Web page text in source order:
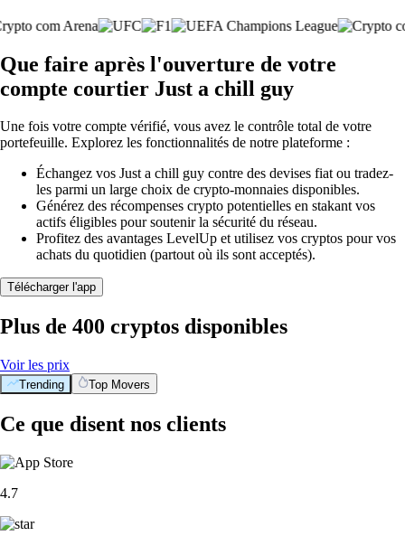
Que faire après l'ouverture de votre
compte courtier Just a chill guy
Une fois votre compte vérifié, vous avez le contrôle total de votre
portefeuille. Explorez les fonctionnalités de notre plateforme :
Échangez vos Just a chill guy contre des devises fiat ou tradez-
les parmi un large choix de crypto-monnaies disponibles.
Générez des récompenses crypto potentielles en stakant vos
actifs éligibles pour soutenir la sécurité du réseau.
Profitez des avantages LevelUp et utilisez vos cryptos pour vos
achats du quotidien (partout où ils sont acceptés).
Télécharger l'app
Plus de 400 cryptos disponibles
Voir les prix
Trending Top Movers
Ce que disent nos clients
4.7